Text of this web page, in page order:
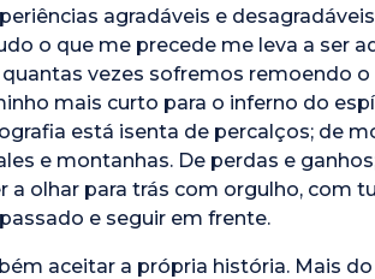
agradáveis e
o que me precede me leva a ser
vezes sofremos remoendo
mais curto para o inferno do
está isenta de percalços; de
e montanhas. De perdas e
a olhar para trás com orgulho, com
e seguir em frente.
aceitar a própria história. Mais